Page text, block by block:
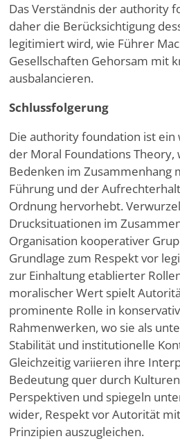
Das Verständnis der authority
daher die Berücksichtigung
legitimiert wird, wie Führer
Gesellschaften Gehorsam mit
ausbalancieren.
Schlussfolgerung
Die authority foundation ist ein
der Moral Foundations Theory,
Bedenken im Zusammenhang
Führung und der
Ordnung hervorhebt.
Drucksituationen im
Organisation kooperativer
Grundlage zum Respekt vor
zur Einhaltung etablierter
moralischer Wert spielt
prominente Rolle in
Rahmenwerken, wo sie als
Stabilität und institutionelle
Gleichzeitig variieren ihre
Bedeutung quer durch
Perspektiven und spiegeln
wider, Respekt vor Autorität
Prinzipien auszugleichen.